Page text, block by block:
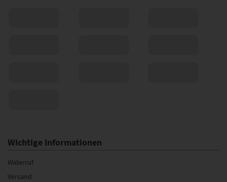
Wichtige Informationen
Widerruf
Versand